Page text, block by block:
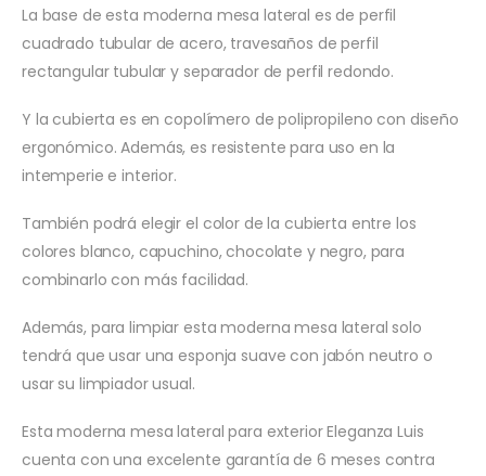
La base de esta moderna mesa lateral es de perfil
cuadrado tubular de acero, travesaños de perfil
rectangular tubular y separador de perfil redondo.
Y la cubierta es en copolímero de polipropileno con diseño
ergonómico. Además, es resistente para uso en la
intemperie e interior.
También podrá elegir el color de la cubierta entre los
colores blanco, capuchino, chocolate y negro, para
combinarlo con más facilidad.
Además, para limpiar esta moderna mesa lateral solo
tendrá que usar una esponja suave con jabón neutro o
usar su limpiador usual.
Esta moderna mesa lateral para exterior Eleganza Luis
cuenta con una excelente garantía de 6 meses contra